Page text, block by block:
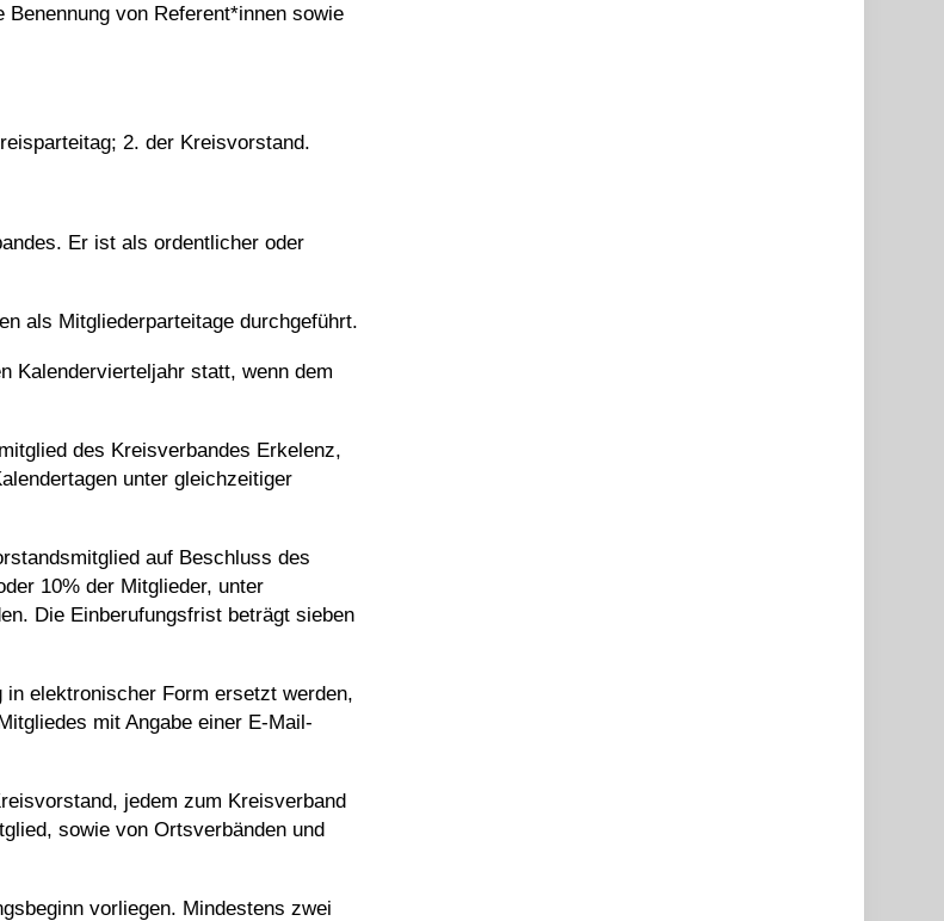
von Referent*innen sowie
2. der Kreisvorstand.
Er ist als ordentlicher oder
als Mitgliederparteitage durchgeführt.
Kalendervierteljahr statt, wenn dem
des Kreisverbandes Erkelenz,
unter gleichzeitiger
auf Beschluss des
10% der Mitglieder, unter
Die Einberufungsfrist beträgt sieben
elektronischer Form ersetzt werden,
mit Angabe einer E-Mail-
jedem zum Kreisverband
sowie von Ortsverbänden und
vorliegen. Mindestens zwei